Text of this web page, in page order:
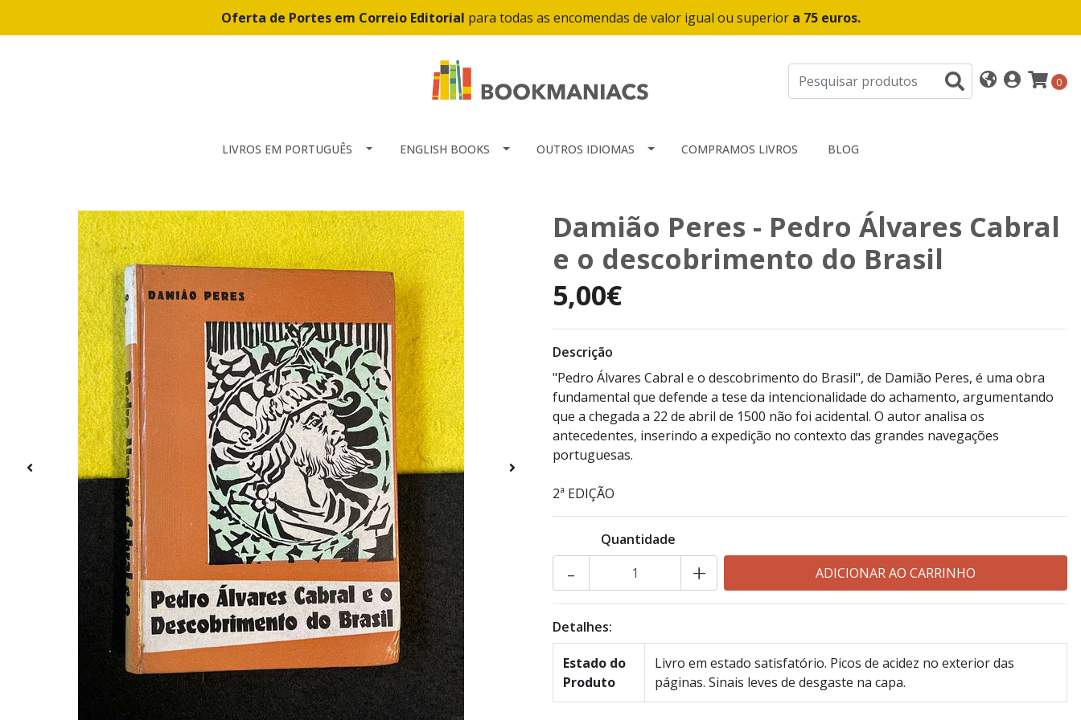
Oferta de Portes em Correio Editorial para todas as encomendas de valor igual ou superior a 75 euros.
0
LIVROS EM PORTUGUÊS ENGLISH BOOKS OUTROS IDIOMAS COMPRAMOS LIVROS BLOG
Damião Peres - Pedro Álvares Cabral
e o descobrimento do Brasil
5,00€
Descrição
"Pedro Álvares Cabral e o descobrimento do Brasil", de Damião Peres, é uma obra
fundamental que defende a tese da intencionalidade do achamento, argumentando
que a chegada a 22 de abril de 1500 não foi acidental. O autor analisa os
antecedentes, inserindo a expedição no contexto das grandes navegações
portuguesas.
2ª EDIÇÃO
Quantidade
+
-
Detalhes:
Estado do
Produto
Livro em estado satisfatório. Picos de acidez no exterior das
páginas. Sinais leves de desgaste na capa.